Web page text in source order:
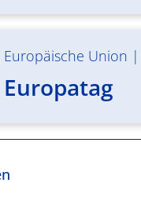
Europäische Union |
Europatag